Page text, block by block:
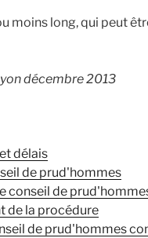
moins long, qui peut
décembre 2013
délais
de prud'hommes
conseil de
de la procédure
de prud'hommes